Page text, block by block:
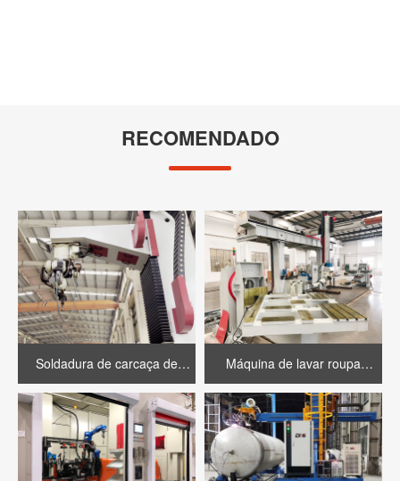
RECOMENDADO
Soldadura de carcaça de
motor de alta tensão
Máquina de lavar roupa
industrial